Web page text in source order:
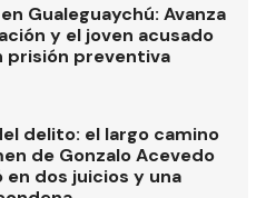
Gualeguaychú: Avanza
y el joven acusado
prisión preventiva
delito: el largo camino
de Gonzalo Acevedo
en dos juicios y una